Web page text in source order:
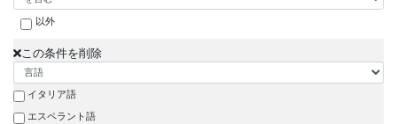
以外
この条件を削除
イタリア語
エスペラント語